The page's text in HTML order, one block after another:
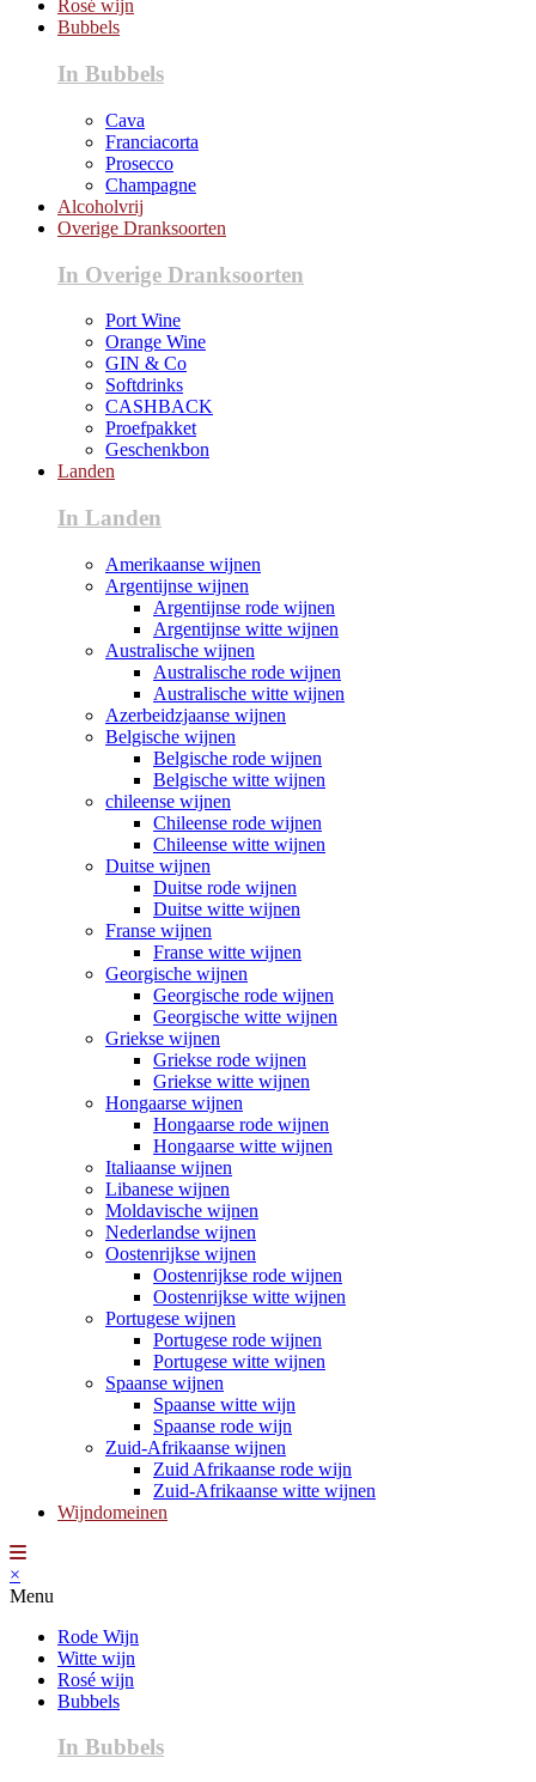
Rosé wijn
Bubbels
In Bubbels
Cava
Franciacorta
Prosecco
Champagne
Alcoholvrij
Overige Dranksoorten
In Overige Dranksoorten
Port Wine
Orange Wine
GIN & Co
Softdrinks
CASHBACK
Proefpakket
Geschenkbon
Landen
In Landen
Amerikaanse wijnen
Argentijnse wijnen
Argentijnse rode wijnen
Argentijnse witte wijnen
Australische wijnen
Australische rode wijnen
Australische witte wijnen
Azerbeidzjaanse wijnen
Belgische wijnen
Belgische rode wijnen
Belgische witte wijnen
chileense wijnen
Chileense rode wijnen
Chileense witte wijnen
Duitse wijnen
Duitse rode wijnen
Duitse witte wijnen
Franse wijnen
Franse witte wijnen
Georgische wijnen
Georgische rode wijnen
Georgische witte wijnen
Griekse wijnen
Griekse rode wijnen
Griekse witte wijnen
Hongaarse wijnen
Hongaarse rode wijnen
Hongaarse witte wijnen
Italiaanse wijnen
Libanese wijnen
Moldavische wijnen
Nederlandse wijnen
Oostenrijkse wijnen
Oostenrijkse rode wijnen
Oostenrijkse witte wijnen
Portugese wijnen
Portugese rode wijnen
Portugese witte wijnen
Spaanse wijnen
Spaanse witte wijn
Spaanse rode wijn
Zuid-Afrikaanse wijnen
Zuid Afrikaanse rode wijn
Zuid-Afrikaanse witte wijnen
Wijndomeinen
×
Menu
Rode Wijn
Witte wijn
Rosé wijn
Bubbels
In Bubbels